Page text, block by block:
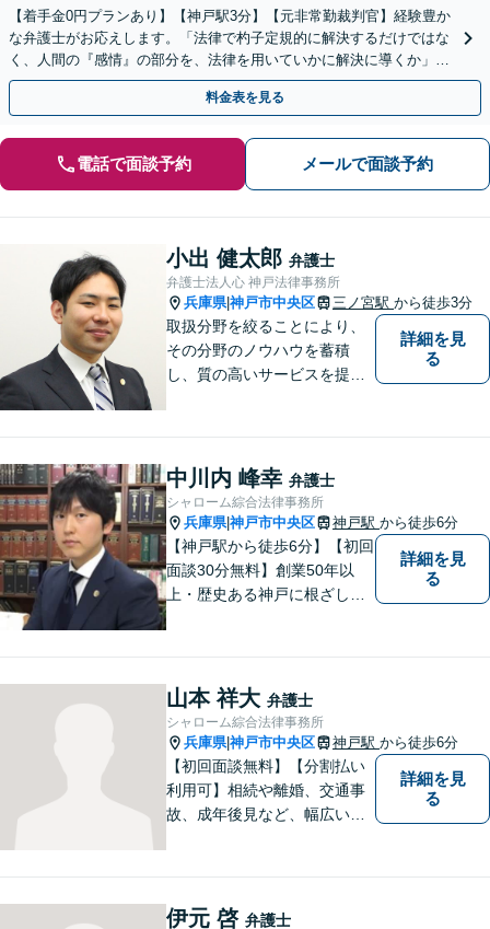
【着手金0円プランあり】【神戸駅3分】【元非常勤裁判官】経験豊か
な弁護士がお応えします。「法律で杓子定規的に解決するだけではな
く、人間の『感情』の部分を、法律を用いていかに解決に導くか」を
大切にしています【休日・夜間対応可】
料金表を見る
電話で面談予約 メールで面談予約
小出 健太郎 弁護士
弁護士法人心 神戸法律事務所
兵庫県|神戸市中央区 三ノ宮駅 から徒歩3分
取扱分野を絞ることにより、
その分野のノウハウを蓄積
し、質の高いサービスを提供
相談ください。
詳細を見
る
中川内 峰幸 弁護士
シャローム綜合法律事務所
兵庫県|神戸市中央区 神戸駅 から徒歩6分
【神戸駅から徒歩6分】【初回
面談30分無料】創業50年以
上・歴史ある神戸に根ざした
たします【借金・債務整理】
ご依頼者にとって無理のな
い、適切な返済計画を提示し
ます
詳細を見
る
山本 祥大 弁護士
シャローム綜合法律事務所
兵庫県|神戸市中央区 神戸駅 から徒歩6分
【初回面談無料】【分割払い
利用可】相続や離婚、交通事
故、成年後見など、幅広い法
し、事前見積もりを実施して
詳細を見
る
伊元 啓 弁護士